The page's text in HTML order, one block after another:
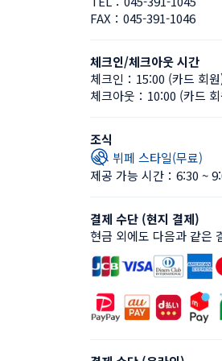
FAX： 045-391-1046
체크인/체크아웃 시간
체크인： 15:00 (카드 회
체크아웃： 10:00 (카드
조식
뷔페 스타일(무료)
제공 가능 시간：6:30 ~
결제 수단 (현지 결제)
현금 외에도 다음과 같은